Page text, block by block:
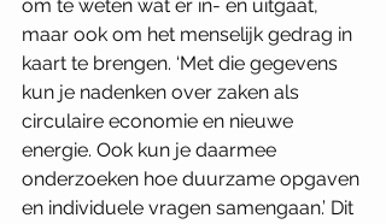
om te weten wat er in- en uitgaat,
maar ook om het menselijk gedrag in
kaart te brengen. ‘Met die gegevens
kun je nadenken over zaken als
circulaire economie en nieuwe
energie. Ook kun je daarmee
onderzoeken hoe duurzame opgaven
en individuele vragen samengaan.’ Dit